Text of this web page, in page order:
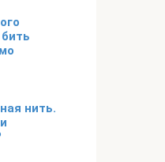
нить.